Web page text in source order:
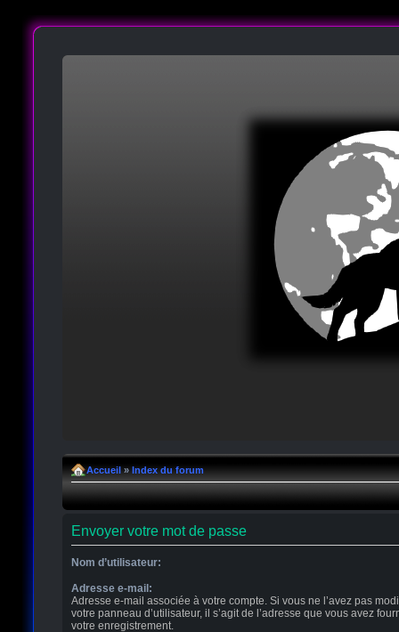
Accueil » Index du forum
Envoyer votre mot de passe
Nom d’utilisateur:
Adresse e-mail:
Adresse e-mail associée à votre compte. Si vous ne l’avez pas
votre panneau d’utilisateur, il s’agit de l’adresse que vous avez
votre enregistrement.